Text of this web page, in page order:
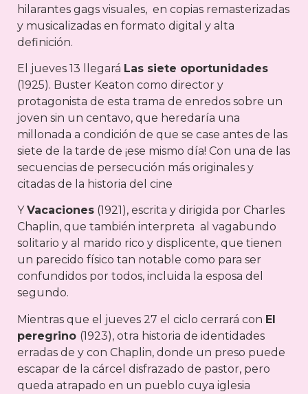
hilarantes gags visuales, en copias remasterizadas
y musicalizadas en formato digital y alta
definición.
El jueves 13 llegará Las siete oportunidades
(1925). Buster Keaton como director y
protagonista de esta trama de enredos sobre un
joven sin un centavo, que heredaría una
millonada a condición de que se case antes de las
siete de la tarde de ¡ese mismo día! Con una de las
secuencias de persecución más originales y
citadas de la historia del cine
YVacaciones (1921), escrita y dirigida por Charles
Chaplin, que también interpreta al vagabundo
solitario y al marido rico y displicente, que tienen
un parecido físico tan notable como para ser
confundidos por todos, incluida la esposa del
segundo.
Mientras que el jueves 27 el ciclo cerrará con El
peregrino (1923), otra historia de identidades
erradas de y con Chaplin, donde un preso puede
escapar de la cárcel disfrazado de pastor, pero
queda atrapado en un pueblo cuya iglesia